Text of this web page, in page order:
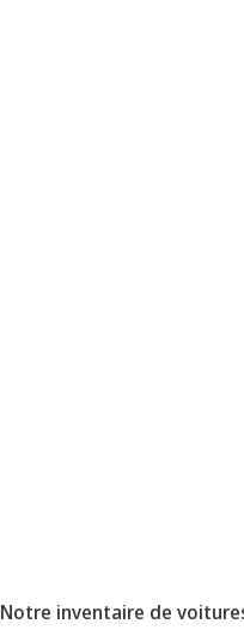
Notre inventaire de